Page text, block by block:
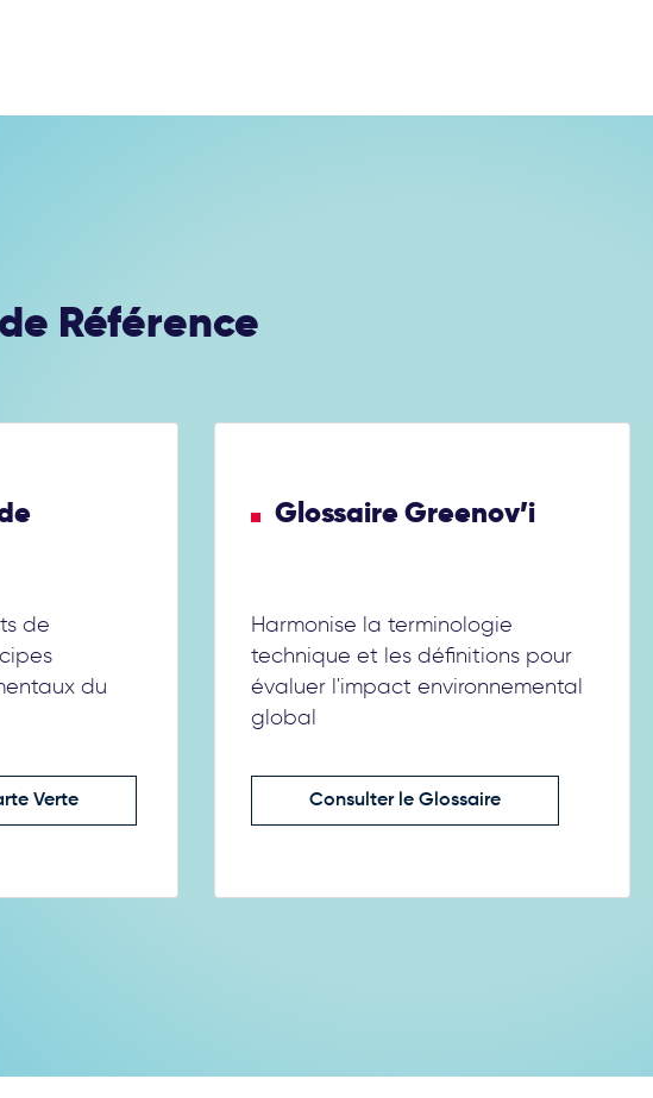
Référence
de
du
Verte
Glossaire Greenov’i
Harmonise la terminologie
technique et les définitions pour
évaluer l'impact environnemental
global
Consulter le Glossaire